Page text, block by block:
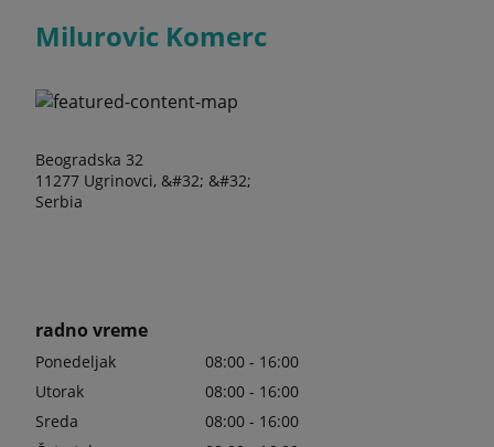
Milurovic Komerc
Beogradska 32
11277 Ugrinovci, &#32; &#32;
Serbia
radno vreme
Ponedeljak
08:00 - 16:00
Utorak
08:00 - 16:00
Sreda
08:00 - 16:00